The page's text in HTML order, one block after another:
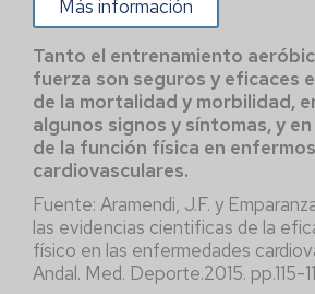
Más información
Tanto el entrenamiento
fuerza son seguros y eficaces
de la mortalidad y morbilidad,
algunos signos y síntomas, y
de la función física en enfermos
cardiovasculares.
Fuente: Aramendi, J.F. y
las evidencias cientificas de la
físico en las enfermedades
Andal. Med. Deporte.2015. pp.115-